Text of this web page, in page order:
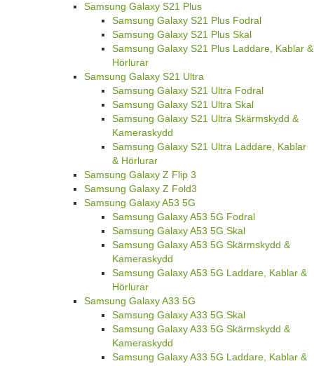
Samsung Galaxy S21 Plus
Samsung Galaxy S21 Plus Fodral
Samsung Galaxy S21 Plus Skal
Samsung Galaxy S21 Plus Laddare, Kablar &
Hörlurar
Samsung Galaxy S21 Ultra
Samsung Galaxy S21 Ultra Fodral
Samsung Galaxy S21 Ultra Skal
Samsung Galaxy S21 Ultra Skärmskydd &
Kameraskydd
Samsung Galaxy S21 Ultra Laddare, Kablar
& Hörlurar
Samsung Galaxy Z Flip 3
Samsung Galaxy Z Fold3
Samsung Galaxy A53 5G
Samsung Galaxy A53 5G Fodral
Samsung Galaxy A53 5G Skal
Samsung Galaxy A53 5G Skärmskydd &
Kameraskydd
Samsung Galaxy A53 5G Laddare, Kablar &
Hörlurar
Samsung Galaxy A33 5G
Samsung Galaxy A33 5G Skal
Samsung Galaxy A33 5G Skärmskydd &
Kameraskydd
Samsung Galaxy A33 5G Laddare, Kablar &